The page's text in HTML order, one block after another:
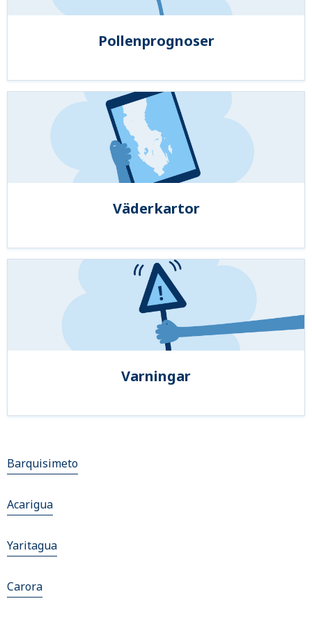
Pollenprognoser
Väderkartor
Varningar
Barquisimeto
Acarigua
Yaritagua
Carora